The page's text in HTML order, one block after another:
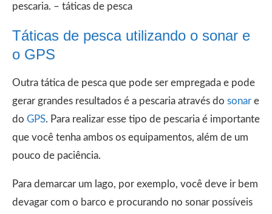
pescaria. – táticas de pesca
Táticas de pesca utilizando o sonar e
o GPS
Outra tática de pesca que pode ser empregada e pode
gerar grandes resultados é a pescaria através do sonar e
do GPS. Para realizar esse tipo de pescaria é importante
que você tenha ambos os equipamentos, além de um
pouco de paciência.
Para demarcar um lago, por exemplo, você deve ir bem
devagar com o barco e procurando no sonar possíveis